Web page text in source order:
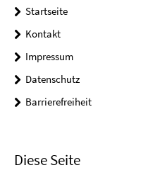
Startseite
Kontakt
Impressum
Datenschutz
Barrierefreiheit
Diese Seite